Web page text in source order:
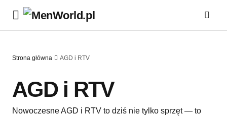
Strona główna AGD i RTV
AGD i RTV
Nowoczesne AGD i RTV to dziś nie tylko sprzęt — to